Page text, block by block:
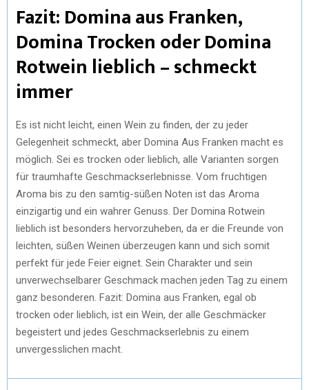
Fazit: Domina aus Franken,
Domina Trocken oder Domina
Rotwein lieblich – schmeckt
immer
Es ist nicht leicht, einen Wein zu finden, der zu jeder
Gelegenheit schmeckt, aber Domina Aus Franken macht es
möglich. Sei es trocken oder lieblich, alle Varianten sorgen
für traumhafte Geschmackserlebnisse. Vom fruchtigen
Aroma bis zu den samtig-süßen Noten ist das Aroma
einzigartig und ein wahrer Genuss. Der Domina Rotwein
lieblich ist besonders hervorzuheben, da er die Freunde von
leichten, süßen Weinen überzeugen kann und sich somit
perfekt für jede Feier eignet. Sein Charakter und sein
unverwechselbarer Geschmack machen jeden Tag zu einem
ganz besonderen. Fazit: Domina aus Franken, egal ob
trocken oder lieblich, ist ein Wein, der alle Geschmäcker
begeistert und jedes Geschmackserlebnis zu einem
unvergesslichen macht.